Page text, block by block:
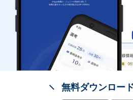
無料ダウンロー